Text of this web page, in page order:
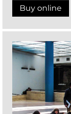
Buy online